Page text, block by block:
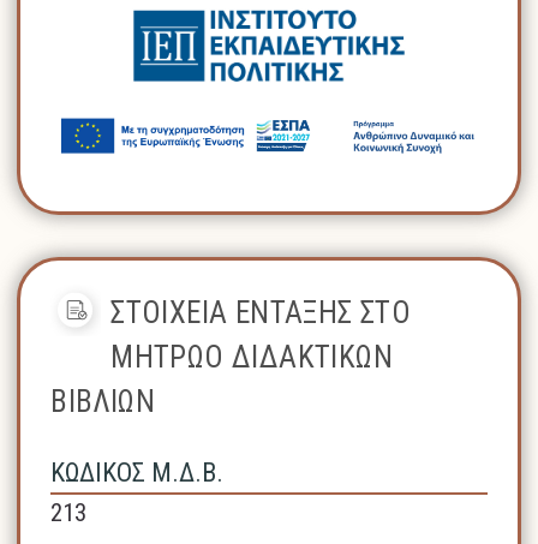
ΣΤΟΙΧΕΙΑ ΕΝΤΑΞΗΣ ΣΤΟ
ΜΗΤΡΩΟ ΔΙΔΑΚΤΙΚΩΝ
ΒΙΒΛΙΩΝ
ΚΩΔΙΚΟΣ Μ.Δ.Β.
213